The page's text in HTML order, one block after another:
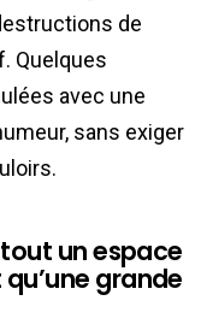
de
Quelques
avec une
sans exiger
un espace
grande